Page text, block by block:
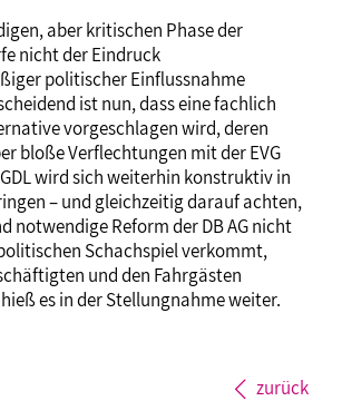
aber kritischen Phase der
nicht der Eindruck
politischer Einflussnahme
ist nun, dass eine fachlich
vorgeschlagen wird, deren
bloße Verflechtungen mit der EVG
wird sich weiterhin konstruktiv in
– und gleichzeitig darauf achten,
notwendige Reform der DB AG nicht
Schachspiel verkommt,
und den Fahrgästen
es in der Stellungnahme weiter.
zurück